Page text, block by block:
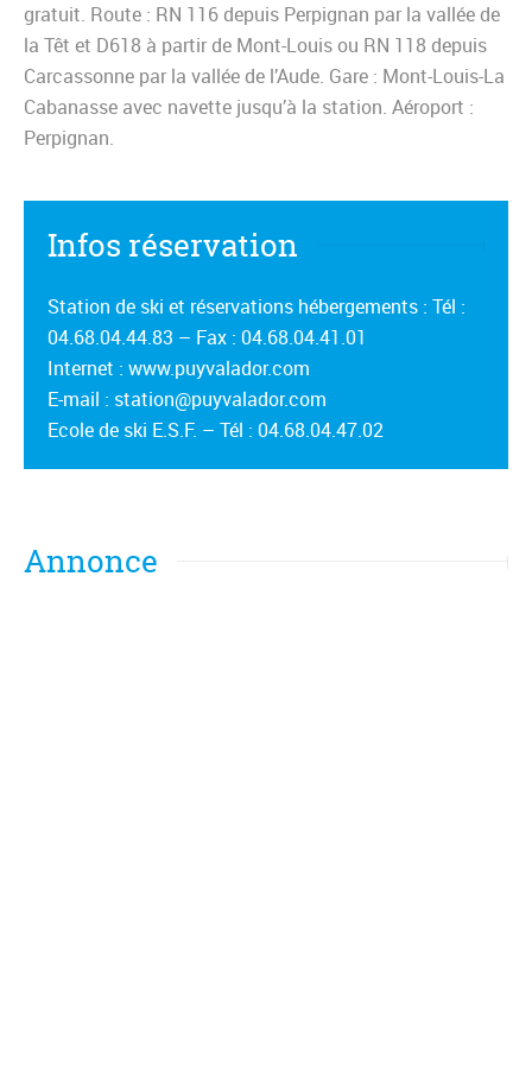
gratuit. Route : RN 116 depuis Perpignan par la vallée de
la Têt et D618 à partir de Mont-Louis ou RN 118 depuis
Carcassonne par la vallée de l’Aude. Gare : Mont-Louis-La
Cabanasse avec navette jusqu’à la station. Aéroport :
Perpignan.
Infos réservation
Station de ski et réservations hébergements : Tél :
04.68.04.44.83 – Fax : 04.68.04.41.01
Internet : www.puyvalador.com
E-mail : station@puyvalador.com
Ecole de ski E.S.F. – Tél : 04.68.04.47.02
Annonce